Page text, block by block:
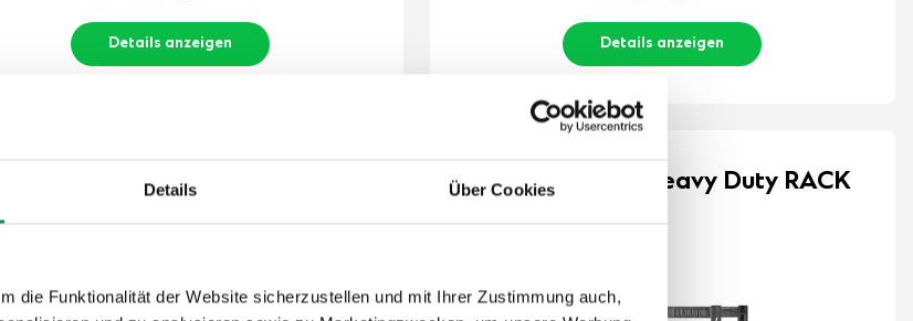
Details Über Cookies
die Funktionalität der Website sicherzustellen und mit Ihrer Zustimmung auch,
Details anzeigen Details anzeigen
Heavy Duty
RACK (Breite 229 cm)
GLADIATOR® Heavy Duty RACK